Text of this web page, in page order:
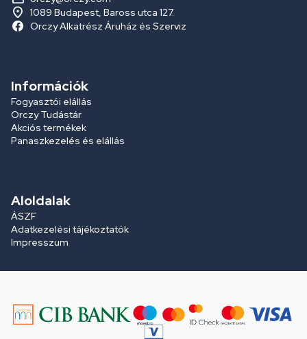
1089 Budapest, Baross utca 127.
Orczy Alkatrész Áruház és Szerviz
Információk
Fogyasztói elállás
Orczy Tudástár
Akciós termékek
Panaszkezelés és elállás
Aloldalak
ÁSZF
Adatkezelési tájékoztatók
Impresszum